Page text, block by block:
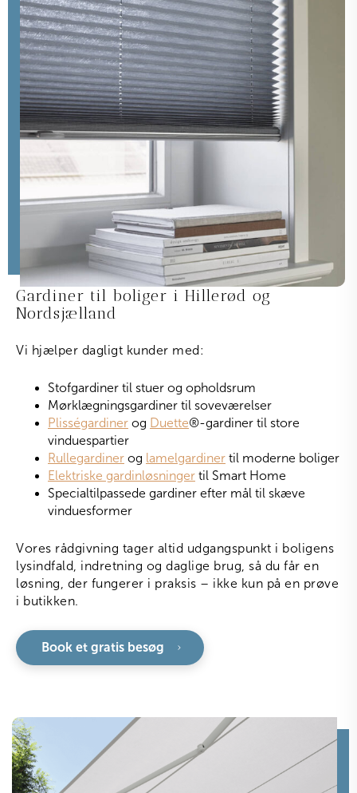
Gardiner til boliger i Hillerød og
Nordsjælland
Vi hjælper dagligt kunder med:
Stofgardiner til stuer og opholdsrum
Mørklægningsgardiner til soveværelser
Plisségardiner og Duette®-gardiner til store
vinduespartier
Rullegardiner og lamelgardiner til moderne boliger
Elektriske gardinløsninger til Smart Home
Specialtilpassede gardiner efter mål til skæve
vinduesformer
Vores rådgivning tager altid udgangspunkt i boligens
lysindfald, indretning og daglige brug, så du får en
løsning, der fungerer i praksis – ikke kun på en prøve
i butikken.
Book et gratis besøg